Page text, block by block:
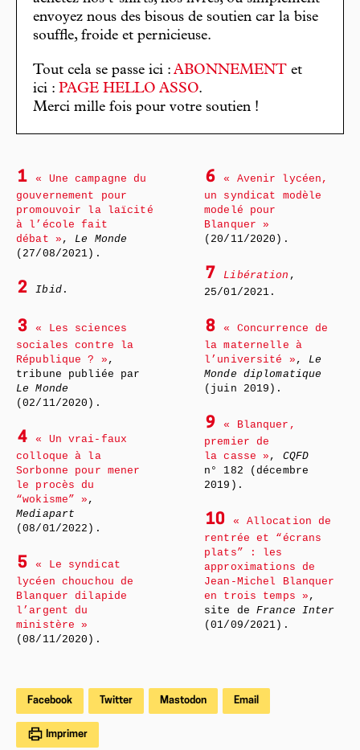
envoyez nous des bisous de soutien car la bise
souffle, froide et pernicieuse.
Tout cela se passe ici : ABONNEMENT et
ici : PAGE HELLO ASSO.
Merci mille fois pour votre soutien !
1
« Une campagne du
gouvernement pour
promouvoir la laïcité
à l’école fait
débat » , Le Monde
(27/08/2021).
2 Ibid.
3
« Les sciences
sociales contre la
République ? » ,
tribune publiée par
Le Monde
(02/11/2020).
4
« Un vrai-faux
colloque à la
Sorbonne pour mener
le procès du
“wokisme” » ,
Mediapart
(08/01/2022).
5
« Le syndicat
lycéen chouchou de
Blanquer dilapide
l’argent du
ministère »
(08/11/2020).
6
« Avenir lycéen,
un syndicat modèle
modelé pour
Blanquer »
(20/11/2020).
7 Libération ,
25/01/2021.
8
« Concurrence de
la maternelle à
l’université » , Le
Monde diplomatique
(juin 2019).
9
« Blanquer,
premier de
la casse » , CQFD
n° 182 (décembre
2019).
10
« Allocation de
rentrée et “écrans
plats” : les
approximations de
Jean-Michel Blanquer
en trois temps » ,
site de France Inter
(01/09/2021).
Facebook Twitter Mastodon Email
Imprimer